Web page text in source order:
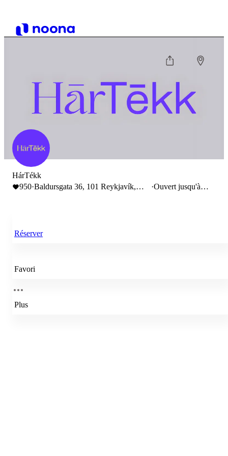
HárTékk
950·Baldursgata 36, 101 Reykjavík,
·Ouvert jusqu'à
Réserver
Favori
Plus